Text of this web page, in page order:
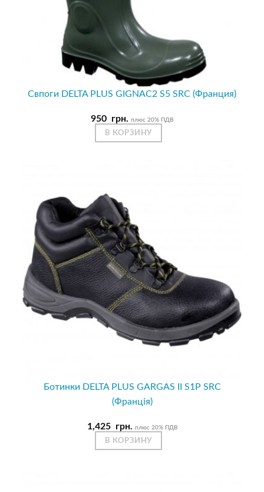
Свпоги DELTA PLUS GIGNAC2 S5 SRC (Франция)
950 грн. плюс 20% ПДВ
В КОРЗИНУ
Ботинки DELTA PLUS GARGAS II S1P SRC
(Франція)
1,425 грн. плюс 20% ПДВ
В КОРЗИНУ